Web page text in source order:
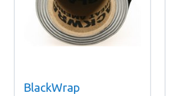
BlackWrap